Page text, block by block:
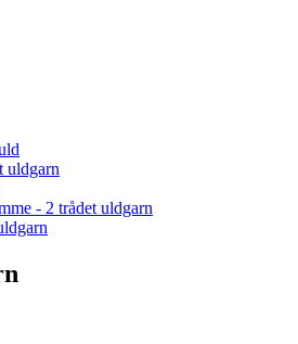
uldgarn
- 2 trådet uldgarn